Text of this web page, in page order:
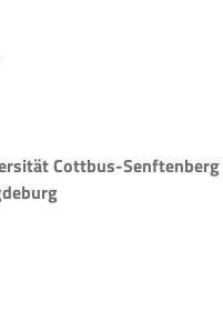
Cottbus-Senftenberg